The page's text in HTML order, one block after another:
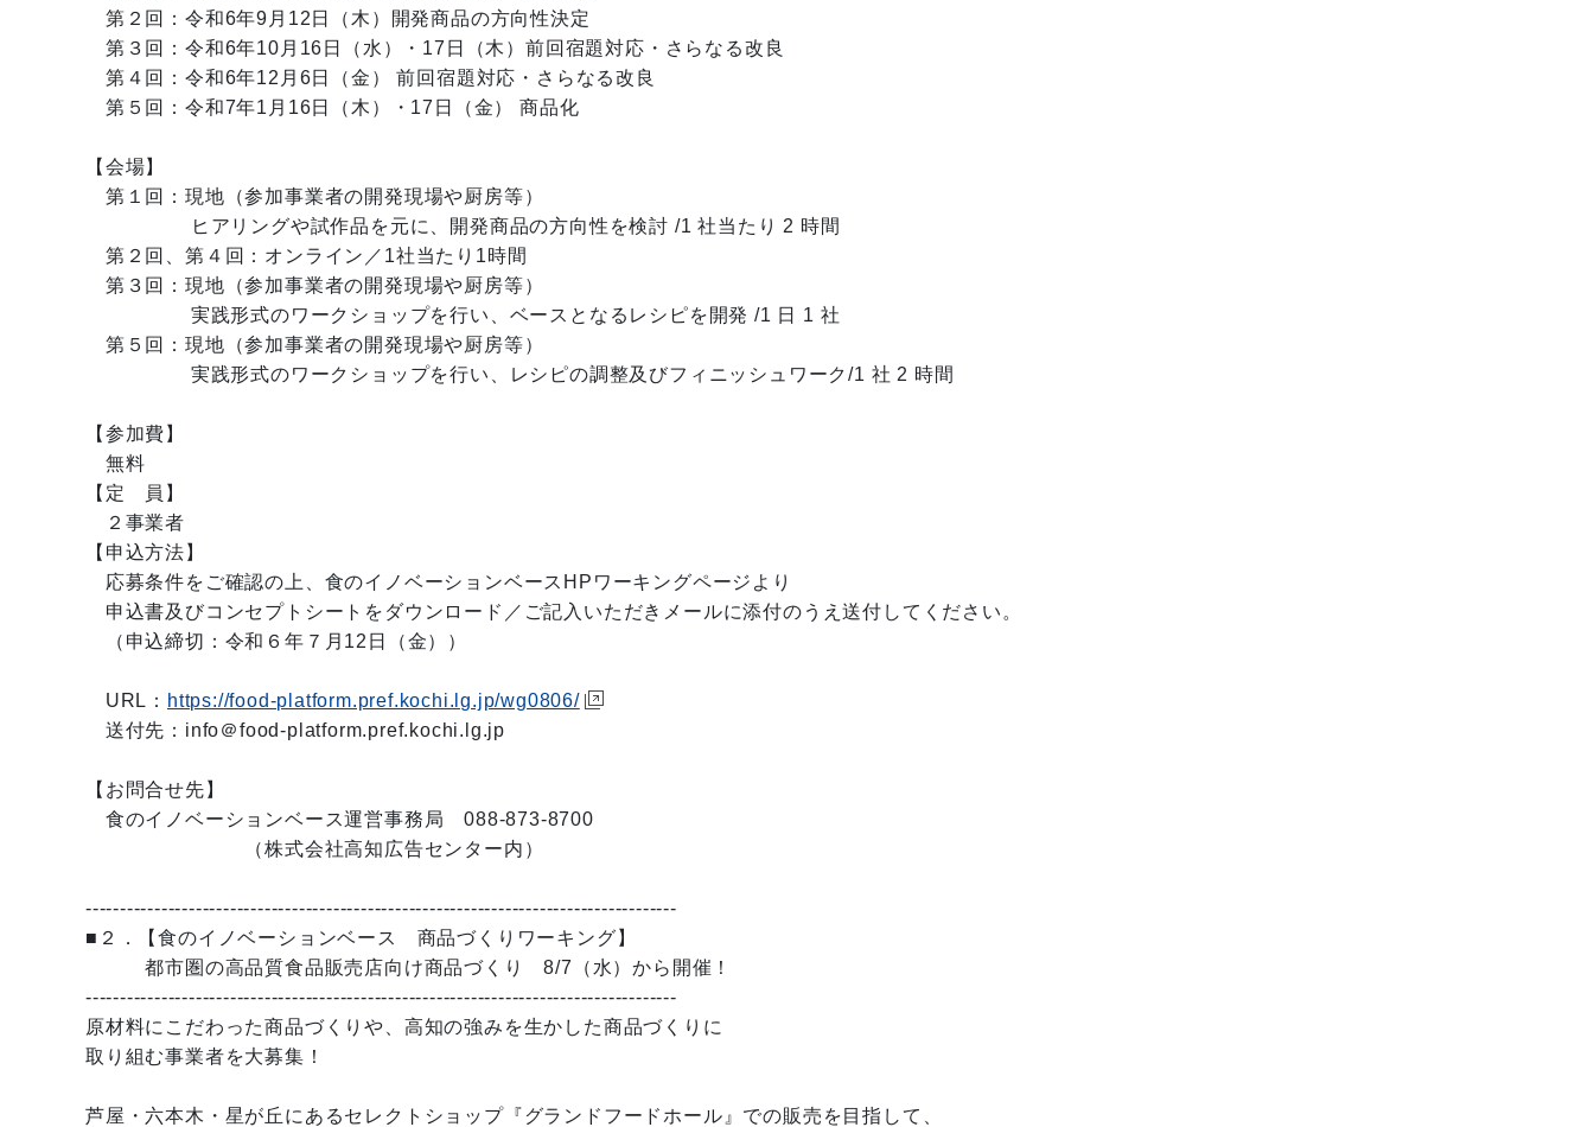
第２回：令和6年9月12日（木）開発商品の方向性決定
第３回：令和6年10月16日（水）・17日（木）前回宿題対応・さらなる改良
第４回：令和6年12月6日（金） 前回宿題対応・さらなる改良
第５回：令和7年1月16日（木）・17日（金） 商品化
【会場】
第１回：現地（参加事業者の開発現場や厨房等）
ヒアリングや試作品を元に、開発商品の方向性を検討 /1 社当たり 2 時間
第２回、第４回：オンライン／1社当たり1時間
第３回：現地（参加事業者の開発現場や厨房等）
実践形式のワークショップを行い、ベースとなるレシピを開発 /1 日 1 社
第５回：現地（参加事業者の開発現場や厨房等）
実践形式のワークショップを行い、レシピの調整及びフィニッシュワーク/1 社 2 時間
【参加費】
無料
【定 員】
２事業者
【申込方法】
応募条件をご確認の上、食のイノベーションベースHPワーキングページより
申込書及びコンセプトシートをダウンロード／ご記入いただきメールに添付のうえ送付してください。
（申込締切：令和６年７月12日（金））
URL： https://food-platform.pref.kochi.lg.jp/wg0806/
送付先：info＠food-platform.pref.kochi.lg.jp
【お問合せ先】
食のイノベーションベース運営事務局 088-873-8700
（株式会社高知広告センター内）
--------------------------------------------------------------------------------------
■２．【食のイノベーションベース 商品づくりワーキング】
都市圏の高品質食品販売店向け商品づくり 8/7（水）から開催！
--------------------------------------------------------------------------------------
原材料にこだわった商品づくりや、高知の強みを生かした商品づくりに
取り組む事業者を大募集！
芦屋・六本木・星が丘にあるセレクトショップ『グランドフードホール』での販売を目指して、